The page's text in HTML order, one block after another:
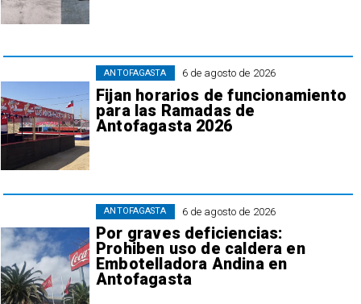
6 de agosto de 2026
Fijan horarios de funcionamiento
para las Ramadas de
Antofagasta 2026
ANTOFAGASTA
6 de agosto de 2026
Por graves deficiencias:
Prohiben uso de caldera en
Embotelladora Andina en
Antofagasta
ANTOFAGASTA